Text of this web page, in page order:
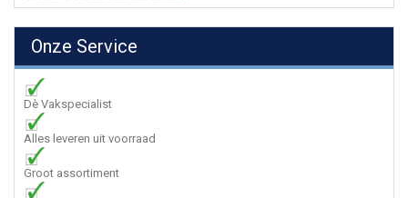
Onze Service
Dè Vakspecialist
Alles leveren uit voorraad
Groot assortiment